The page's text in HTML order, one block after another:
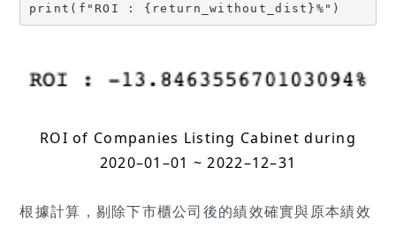
print(f"ROI : {return_without_dist}%")
ROI of Companies Listing Cabinet during
2020–01–01 ~ 2022–12–31
根據計算，剔除下市櫃公司後的績效確實與原本績效